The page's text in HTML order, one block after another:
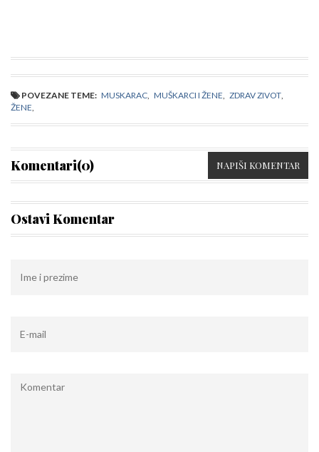
POVEZANE TEME: MUSKARAC MUŠKARCI I ŽENE ZDRAV ZIVOT
ŽENE
Komentari(0) NAPIŠI KOMENTAR
Ostavi Komentar